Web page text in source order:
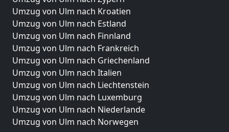
Umzug von Ulm nach Kroatien
Umzug von Ulm nach Estland
Umzug von Ulm nach Finnland
Umzug von Ulm nach Frankreich
Umzug von Ulm nach Griechenland
Umzug von Ulm nach Italien
Umzug von Ulm nach Liechtenstein
Umzug von Ulm nach Luxemburg
Umzug von Ulm nach Niederlande
Umzug von Ulm nach Norwegen